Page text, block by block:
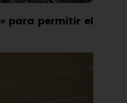
para permitir el